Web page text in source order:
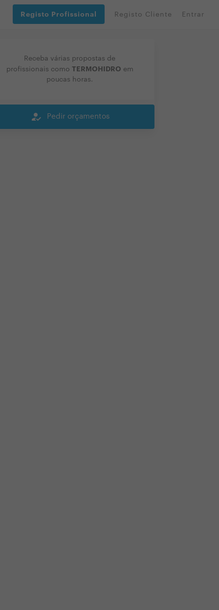
Registo Profissional Registo Cliente Entrar
Receba várias propostas de
profissionais como TERMOHIDRO em
poucas horas.
how_to_reg Pedir orçamentos